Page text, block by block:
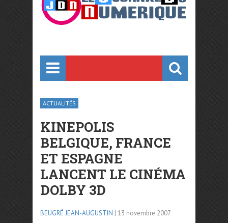
ACTUALITÉS
KINEPOLIS
BELGIQUE, FRANCE
ET ESPAGNE
LANCENT LE CINÉMA
DOLBY 3D
BEUGRÉ JEAN-AUGUSTIN | 13 novembre 2007